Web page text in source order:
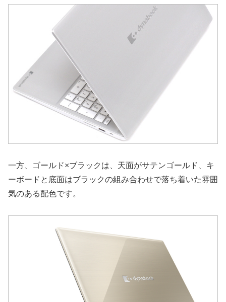
一方、ゴールド×ブラックは、天面がサテンゴールド、キ
ーボードと底面はブラックの組み合わせで落ち着いた雰囲
気のある配色です。